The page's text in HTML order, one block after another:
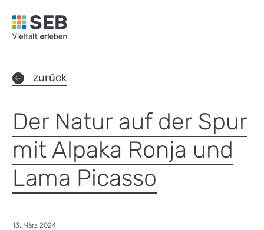
SEB Leipzig, Vielfalt erleben - zur Startseite
zurück
Der Natur auf der Spur
mit Alpaka Ronja und
Lama Picasso
Datum:
13. März 2024